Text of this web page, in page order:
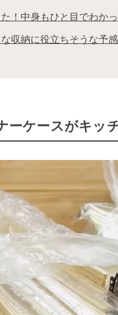
！中身もひと目でわか
収納に役立ちそうな予感
ーケースがキッ